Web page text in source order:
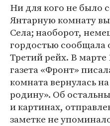
Ни для кого не было
Янтарную комнату
Села; наоборот,
гордостью сообщала
Третий рейх. В марте
газета «Фронт»
комната вернулась
родину». Об
и картинах,
заметке не